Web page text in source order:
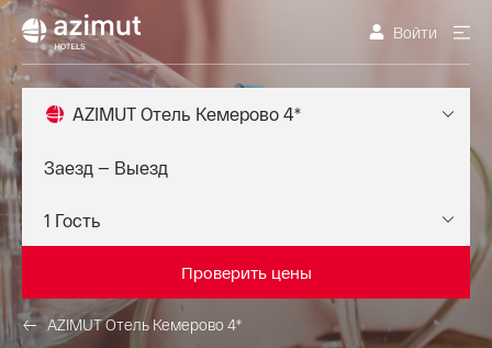
Войти
AZIMUT Отель Кемерово 4*
Проверить цены
AZIMUT Отель Кемерово 4*